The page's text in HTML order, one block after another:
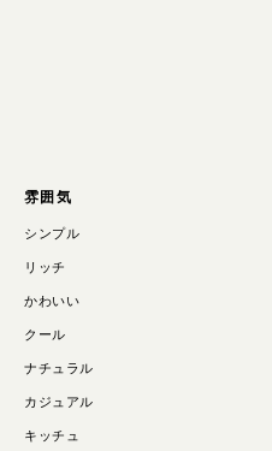
雰囲気
シンプル
リッチ
かわいい
クール
ナチュラル
カジュアル
キッチュ